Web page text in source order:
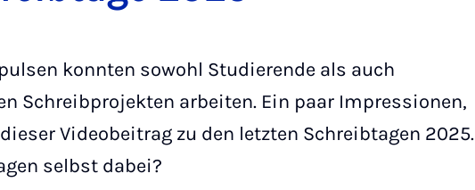
konnten sowohl Studierende als auch
Schreibprojekten arbeiten. Ein paar Impressionen,
Videobeitrag zu den letzten Schreibtagen 2025.
selbst dabei?